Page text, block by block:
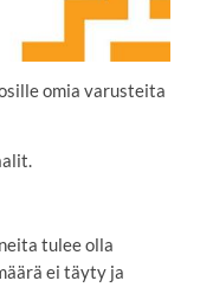
omia varusteita
tulee olla
ei täyty ja